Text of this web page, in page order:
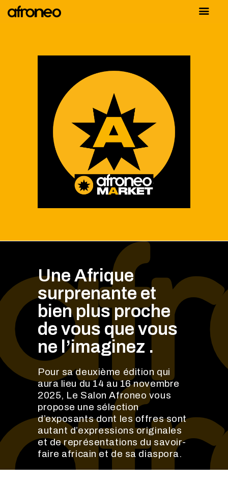
SÉNÉGAL
LA SCÈNE
AFYA
DEVENIR
EXPOSANT
Une Afrique
surprenante et
bien plus proche
de vous que vous
ne l’imaginez .
Pour sa deuxième édition qui
aura lieu du 14 au 16 novembre
2025, Le Salon Afroneo vous
propose une sélection
d’exposants dont les offres sont
autant d’expressions originales
et de représentations du savoir-
faire africain et de sa diaspora.